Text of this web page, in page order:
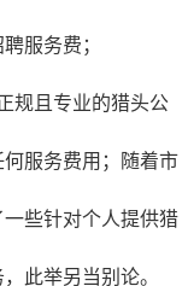
服务费；
规且专业的猎头公
服务费用；随着市
些针对个人提供猎
此举另当别论。